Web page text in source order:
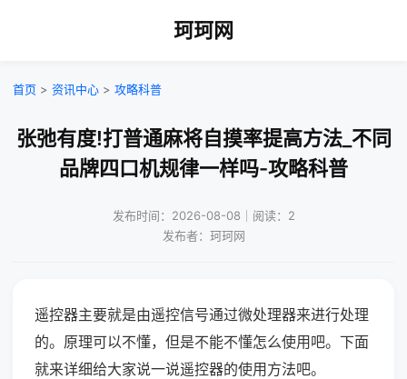
珂珂网
首页 > 资讯中心 > 攻略科普
张弛有度!打普通麻将自摸率提高方法_不同
品牌四口机规律一样吗-攻略科普
发布时间：2026-08-08｜阅读：2
发布者：珂珂网
遥控器主要就是由遥控信号通过微处理器来进行处理
的。原理可以不懂，但是不能不懂怎么使用吧。下面
就来详细给大家说一说遥控器的使用方法吧。